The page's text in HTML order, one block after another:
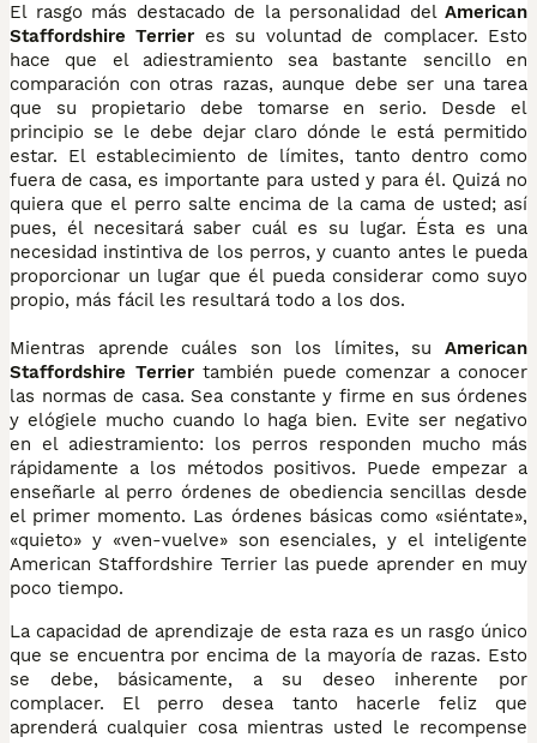
El rasgo más destacado de la personalidad del American
Staffordshire Terrier es su voluntad de complacer. Esto
hace que el adiestramiento sea bastante sencillo en
comparación con otras razas, aunque debe ser una tarea
que su propietario debe tomarse en serio. Desde el
principio se le debe dejar claro dónde le está permitido
estar. El establecimiento de límites, tanto dentro como
fuera de casa, es importante para usted y para él. Quizá no
quiera que el perro salte encima de la cama de usted; así
pues, él necesitará saber cuál es su lugar. Ésta es una
necesidad instintiva de los perros, y cuanto antes le pueda
proporcionar un lugar que él pueda considerar como suyo
propio, más fácil les resultará todo a los dos.
Mientras aprende cuáles son los límites, su American
Staffordshire Terriertambién puede comenzar a conocer
las normas de casa. Sea constante y firme en sus órdenes
y elógiele mucho cuando lo haga bien. Evite ser negativo
en el adiestramiento: los perros responden mucho más
rápidamente a los métodos positivos. Puede empezar a
enseñarle al perro órdenes de obediencia sencillas desde
el primer momento. Las órdenes básicas como «siéntate»,
«quieto» y «ven-vuelve» son esenciales, y el inteligente
American Staffordshire Terrier las puede aprender en muy
poco tiempo.
La capacidad de aprendizaje de esta raza es un rasgo único
que se encuentra por encima de la mayoría de razas. Esto
se debe, básicamente, a su deseo inherente por
complacer. El perro desea tanto hacerle feliz que
aprenderá cualquier cosa mientras usted le recompense